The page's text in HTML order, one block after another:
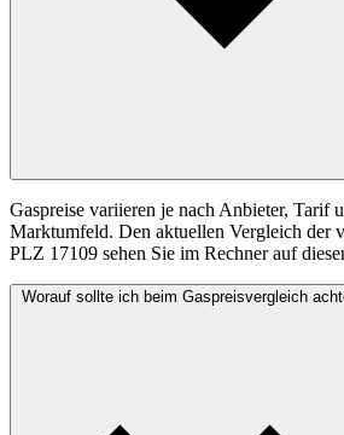
Gaspreise variieren je nach Anbieter, Tarif
Marktumfeld. Den aktuellen Vergleich der
PLZ 17109 sehen Sie im Rechner auf
Worauf sollte ich beim Gaspreisvergleich